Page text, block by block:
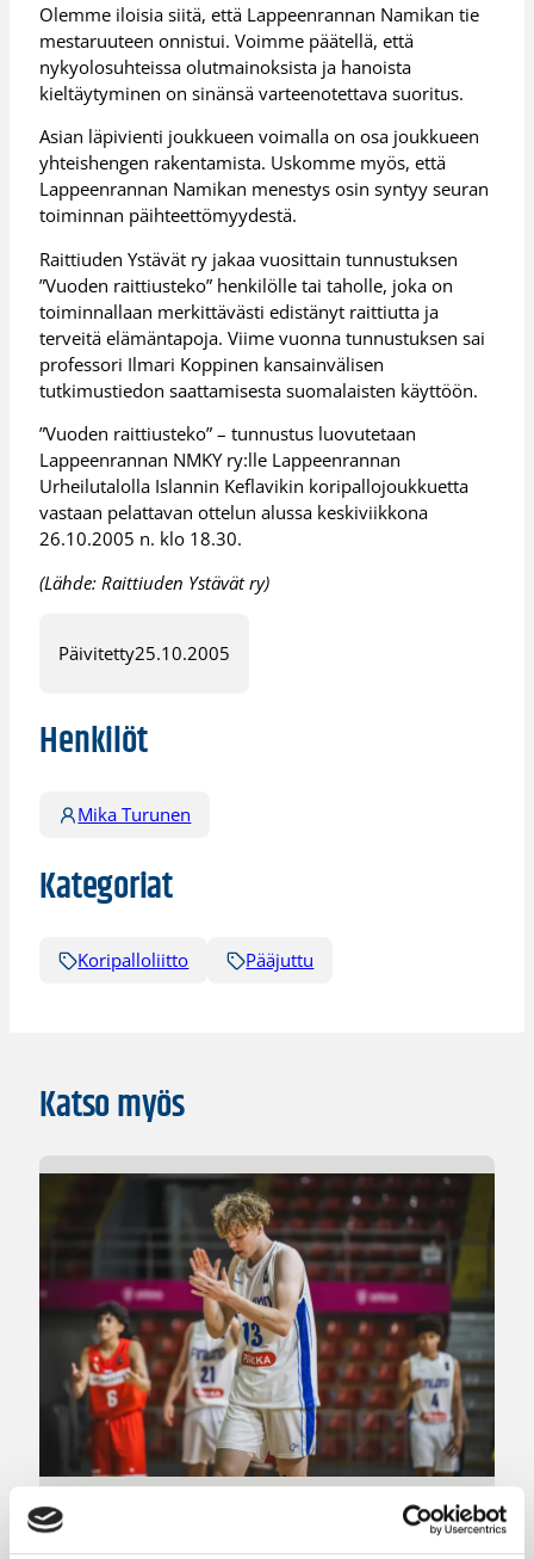
Olemme iloisia siitä, että Lappeenrannan Namikan tie
mestaruuteen onnistui. Voimme päätellä, että
nykyolosuhteissa olutmainoksista ja hanoista
kieltäytyminen on sinänsä varteenotettava suoritus.
Asian läpivienti joukkueen voimalla on osa joukkueen
yhteishengen rakentamista. Uskomme myös, että
Lappeenrannan Namikan menestys osin syntyy seuran
toiminnan päihteettömyydestä.
Raittiuden Ystävät ry jakaa vuosittain tunnustuksen
”Vuoden raittiusteko” henkilölle tai taholle, joka on
toiminnallaan merkittävästi edistänyt raittiutta ja
terveitä elämäntapoja. Viime vuonna tunnustuksen sai
professori Ilmari Koppinen kansainvälisen
tutkimustiedon saattamisesta suomalaisten käyttöön.
”Vuoden raittiusteko” – tunnustus luovutetaan
Lappeenrannan NMKY ry:lle Lappeenrannan
Urheilutalolla Islannin Keflavikin koripallojoukkuetta
vastaan pelattavan ottelun alussa keskiviikkona
26.10.2005 n. klo 18.30.
(Lähde: Raittiuden Ystävät ry)
Päivitetty25.10.2005
Henkilöt
Mika Turunen
Kategoriat
Koripalloliitto Pääjuttu
Katso myös